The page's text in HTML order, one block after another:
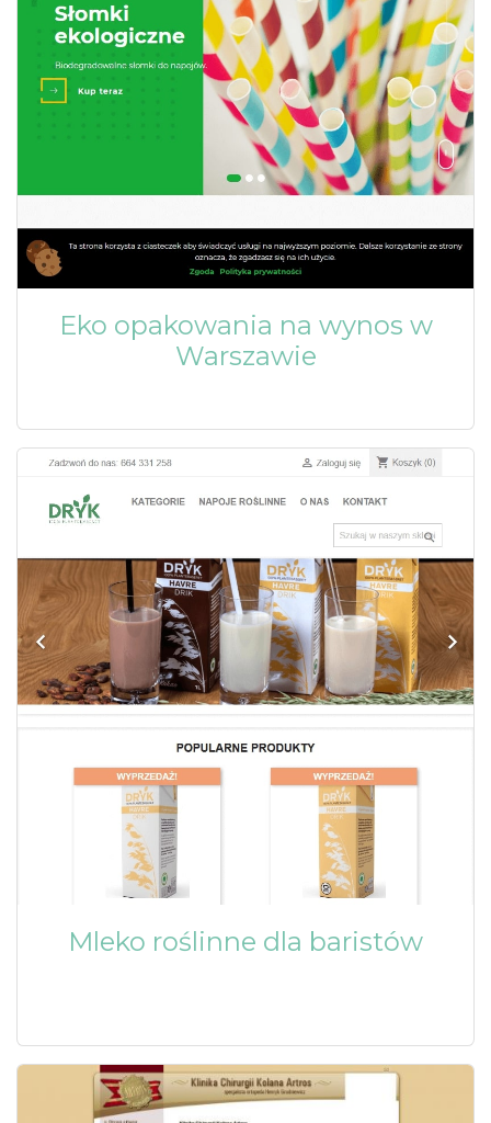
Eko opakowania na wynos w
Warszawie
Mleko roślinne dla baristów